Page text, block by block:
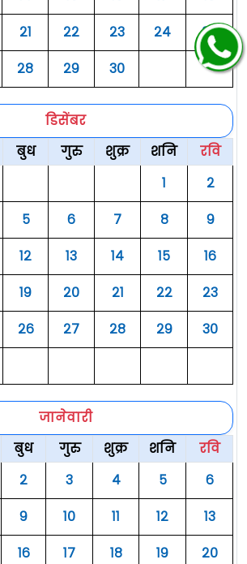
२१ २२ २३ २४
२५
२८ २९ ३०
डिसेंबर
बुध गुरु शुक्र शनि
रवि
१
२
५ ६ ७ ८
९
१२ १३ १४ १५
१६
१९ २० २१ २२
२३
२६ २७ २८ २९
३०
जानेवारी
बुध गुरु शुक्र शनि
रवि
२ ३ ४ ५
६
९ १० ११ १२
१३
१६ १७ १८ १९
२०